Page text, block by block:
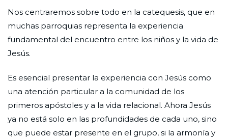
Nos centraremos sobre todo en la catequesis, que en
muchas parroquias representa la experiencia
fundamental del encuentro entre los niños y la vida de
Jesús.
Es esencial presentar la experiencia con Jesús como
una atención particular a la comunidad de los
primeros apóstoles y a la vida relacional. Ahora Jesús
ya no está solo en las profundidades de cada uno, sino
que puede estar presente en el grupo, si la armonía y